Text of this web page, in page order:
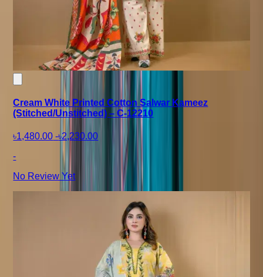
Cream White Printed Cotton Salwar Kameez
(Stitched/Unstitched) – C-12210
৳1,480.00 -৳2,230.00
-
No Review Yet